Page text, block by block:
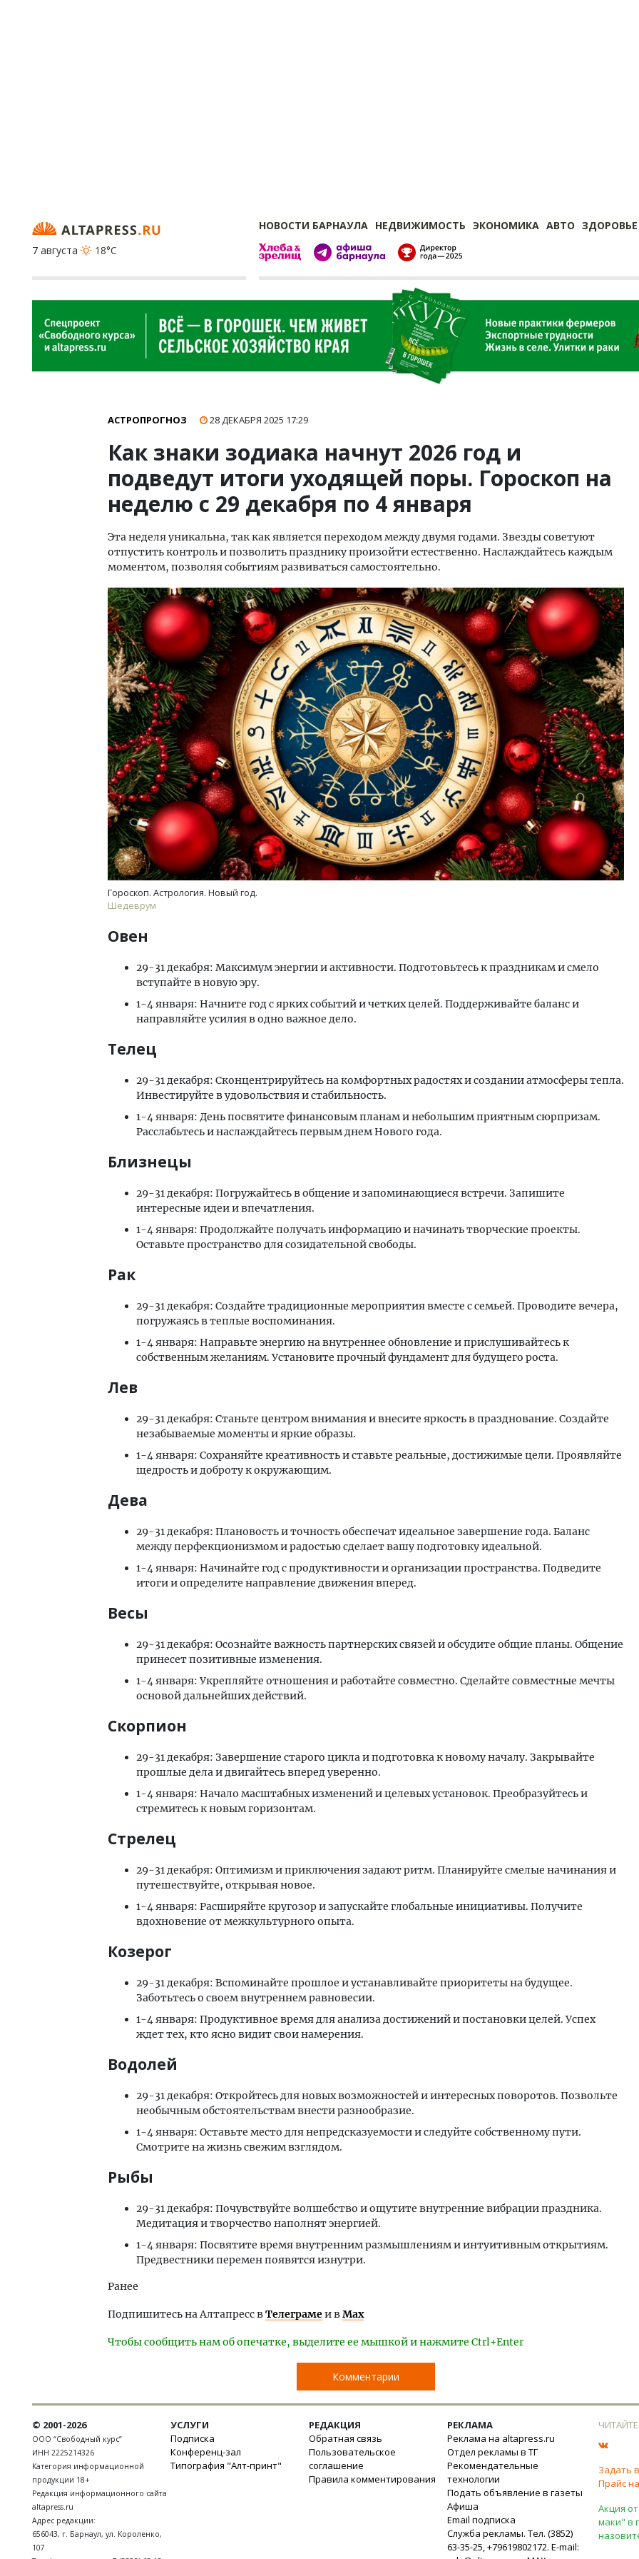
НОВОСТИ БАРНАУЛА НЕДВИЖИМОСТЬ ЭКОНОМИКА АВТО ЗДОРОВЬЕ
7 августа
18°C
АСТРОПРОГНОЗ 28 ДЕКАБРЯ 2025 17:29
Как знаки зодиака начнут 2026 год и
подведут итоги уходящей поры. Гороскоп на
неделю с 29 декабря по 4 января
Эта неделя уникальна, так как является переходом между двумя годами. Звезды советуют
отпустить контроль и позволить празднику произойти естественно. Наслаждайтесь каждым
моментом, позволяя событиям развиваться самостоятельно.
Гороскоп. Астрология. Новый год.
Шедеврум
Овен
29-31 декабря: Максимум энергии и активности. Подготовьтесь к праздникам и смело
вступайте в новую эру.
1-4 января: Начните год с ярких событий и четких целей. Поддерживайте баланс и
направляйте усилия в одно важное дело.​
Телец
29-31 декабря: Сконцентрируйтесь на комфортных радостях и создании атмосферы тепла.
Инвестируйте в удовольствия и стабильность.
1-4 января: День посвятите финансовым планам и небольшим приятным сюрпризам.
Расслабьтесь и наслаждайтесь первым днем Нового года.​
Близнецы
29-31 декабря: Погружайтесь в общение и запоминающиеся встречи. Запишите
интересные идеи и впечатления.
1-4 января: Продолжайте получать информацию и начинать творческие проекты.
Оставьте пространство для созидательной свободы.​
Рак
29-31 декабря: Создайте традиционные мероприятия вместе с семьей. Проводите вечера,
погружаясь в теплые воспоминания.
1-4 января: Направьте энергию на внутреннее обновление и прислушивайтесь к
собственным желаниям. Установите прочный фундамент для будущего роста.​
Лев
29-31 декабря: Станьте центром внимания и внесите яркость в празднование. Создайте
незабываемые моменты и яркие образы.
1-4 января: Сохраняйте креативность и ставьте реальные, достижимые цели. Проявляйте
щедрость и доброту к окружающим.​
Дева
29-31 декабря: Плановость и точность обеспечат идеальное завершение года. Баланс
между перфекционизмом и радостью сделает вашу подготовку идеальной.
1-4 января: Начинайте год с продуктивности и организации пространства. Подведите
итоги и определите направление движения вперед.​
Весы
29-31 декабря: Осознайте важность партнерских связей и обсудите общие планы. Общение
принесет позитивные изменения.
1-4 января: Укрепляйте отношения и работайте совместно. Сделайте совместные мечты
основой дальнейших действий.​
Скорпион
29-31 декабря: Завершение старого цикла и подготовка к новому началу. Закрывайте
прошлые дела и двигайтесь вперед уверенно.
1-4 января: Начало масштабных изменений и целевых установок. Преобразуйтесь и
стремитесь к новым горизонтам.​
Стрелец
29-31 декабря: Оптимизм и приключения задают ритм. Планируйте смелые начинания и
путешествуйте, открывая новое.
1-4 января: Расширяйте кругозор и запускайте глобальные инициативы. Получите
вдохновение от межкультурного опыта.​
Козерог
29-31 декабря: Вспоминайте прошлое и устанавливайте приоритеты на будущее.
Заботьтесь о своем внутреннем равновесии.
1-4 января: Продуктивное время для анализа достижений и постановки целей. Успех
ждет тех, кто ясно видит свои намерения.​
Водолей
29-31 декабря: Откройтесь для новых возможностей и интересных поворотов. Позвольте
необычным обстоятельствам внести разнообразие.
1-4 января: Оставьте место для непредсказуемости и следуйте собственному пути.
Смотрите на жизнь свежим взглядом.​
Рыбы
29-31 декабря: Почувствуйте волшебство и ощутите внутренние вибрации праздника.
Медитация и творчество наполнят энергией.
1-4 января: Посвятите время внутренним размышлениям и интуитивным открытиям.
Предвестники перемен появятся изнутри.​
Ранее
Подпишитесь на Алтапресс вТелеграмеи вMax
Чтобы сообщить нам об опечатке, выделите ее мышкой и нажмите Ctrl+Enter
Комментарии
Архитектурный код начинается с
земли. Мощение крупноформатными
плитами становится новым
стандартом благоустройства
СТРОИТЕЛЬСТВО
Смелость архитектурных
Генеральный директор
ЗИАС — об эстетике
трендах в фасадах и
СТРОИТЕЛЬСТВО
© 2001-2026
ООО “Свободный курс”
ИНН 2225214326
Категория информационной
продукции 18+
Редакция информационного сайта
altapress.ru
Адрес редакции:
656043, г. Барнаул, ул. Короленко,
107
УСЛУГИ
Подписка
Конференц-зал
Типография "Алт-принт"
РЕДАКЦИЯ
Обратная связь
Пользовательское
соглашение
Правила комментирования
РЕКЛАМА
Реклама на altapress.ru
Отдел рекламы в ТГ
Рекомендательные
технологии
Подать объявление в газеты
Афиша
Email подписка
Служба рекламы. Тел. (3852)
63-35-25, +79619802172. E-mail:
Задать
Прайс
Акция
маки" в